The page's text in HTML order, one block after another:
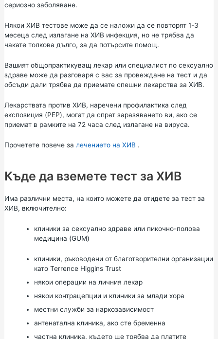
сериозно заболяване.
Някои ХИВ тестове може да се наложи да се повторят 1-3
месеца след излагане на ХИВ инфекция, но не трябва да
чакате толкова дълго, за да потърсите помощ.
Вашият общопрактикуващ лекар или специалист по сексуално
здраве може да разговаря с вас за провеждане на тест и да
обсъди дали трябва да приемате спешни лекарства за ХИВ.
Лекарствата против ХИВ, наречени профилактика след
експозиция (PEP), могат да спрат заразяването ви, ако се
приемат в рамките на 72 часа след излагане на вируса.
Прочетете повече за лечението на ХИВ .
Къде да вземете тест за ХИВ
Има различни места, на които можете да отидете за тест за
ХИВ, включително:
клиники за сексуално здраве или пикочно-полова
медицина (GUM)
клиники, ръководени от благотворителни организации
като Terrence Higgins Trust
някои операции на личния лекар
някои контрацепции и клиники за млади хора
местни служби за наркозависимост
антенатална клиника, ако сте бременна
частна клиника, където ще трябва да платите